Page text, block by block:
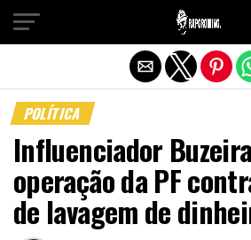
POLÍTICA
Influenciador
operação da PF
de lavagem de
Sair da versão